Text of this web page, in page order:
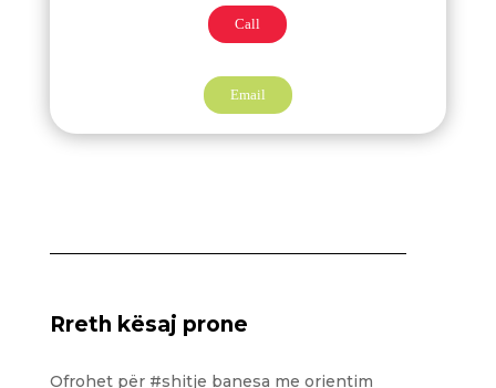
Call
Email
Rreth kësaj prone
Ofrohet për #shitje banesa me orientim